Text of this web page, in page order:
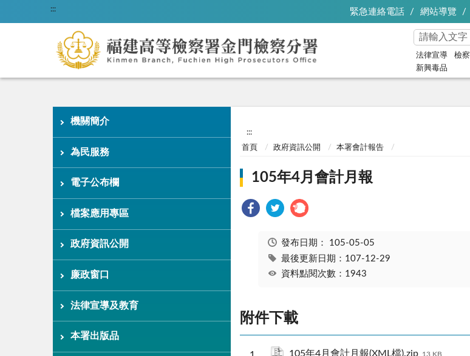
::: 緊急連絡電話 網站導覽
法律宣導 檢察
新興毒品
機關簡介
為民服務
電子公布欄
檔案應用專區
政府資訊公開
廉政窗口
法律宣導及教育
本署出版品
:::
首頁 政府資訊公開 本署會計報告
105年4月會計月報
發布日期： 105-05-05
最後更新日期：107-12-29
資料點閱次數：1943
附件下載
105年4月會計月報(XML檔).zip 13 KB